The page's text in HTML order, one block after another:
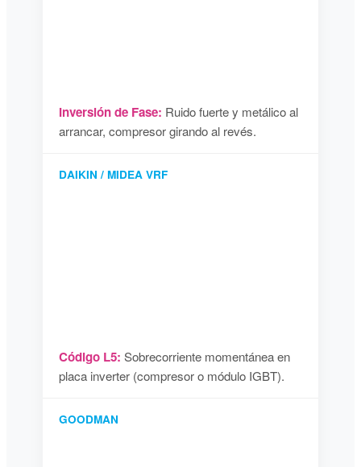
Inversión de Fase: Ruido fuerte y metálico al
arrancar, compresor girando al revés.
DAIKIN / MIDEA VRF
Código L5: Sobrecorriente momentánea en
placa inverter (compresor o módulo IGBT).
GOODMAN